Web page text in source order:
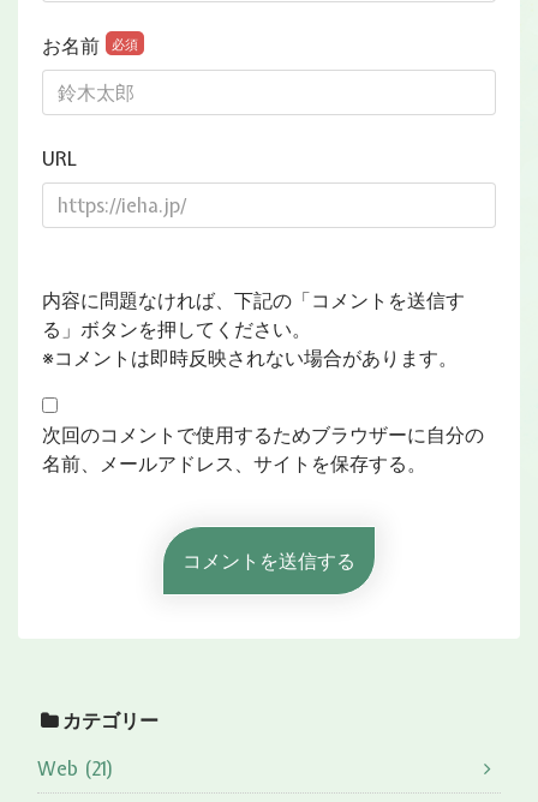
お名前 必須
URL
内容に問題なければ、下記の「コメントを送信す
る」ボタンを押してください。
※コメントは即時反映されない場合があります。
次回のコメントで使用するためブラウザーに自分の
名前、メールアドレス、サイトを保存する。
カテゴリー
Web (21)